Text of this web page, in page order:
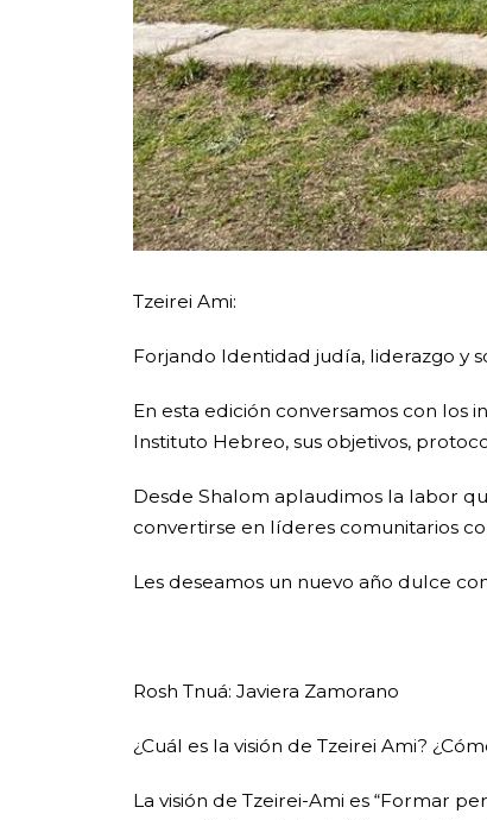
Tzeirei Ami:
Forjando Identidad judía, liderazgo y
En esta edición conversamos con los
Instituto Hebreo, sus objetivos,
Desde Shalom aplaudimos la labor
convertirse en líderes comunitarios
Les deseamos un nuevo año dulce
Rosh Tnuá: Javiera Zamorano
¿Cuál es la visión de Tzeirei Ami?
La visión de Tzeirei-Ami es “Formar